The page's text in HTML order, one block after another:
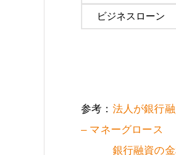
ビジネスローン
参考： 法人が銀行
– マネーグロース
銀行融資の